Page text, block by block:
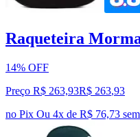
Raqueteira
14% OFF
Preço R$ 263,93R$ 263,93
no Pix Ou 4x de R$ 76,73